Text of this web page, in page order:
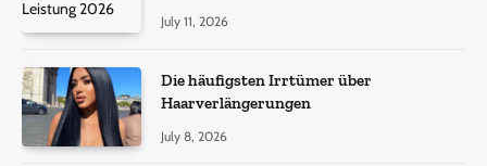
July 11, 2026
Die häufigsten Irrtümer über
Haarverlängerungen
July 8, 2026